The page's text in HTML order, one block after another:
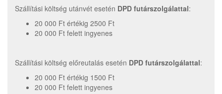
Szállítási költség utánvét esetén DPD futárszolgálattal:
20 000 Ft értékig 2500 Ft
20 000 Ft felett ingyenes
Szállítási költség előreutalás esetén DPD futárszolgálattal:
20 000 Ft értékig 1500 Ft
20 000 Ft felett ingyenes